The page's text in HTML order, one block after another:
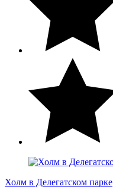
Холм в Делегатском парке